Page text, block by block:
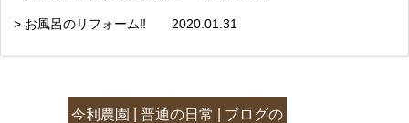
> お風呂のリフォーム‼️ 2020.01.31
今利農園 普通の日常 ブログの